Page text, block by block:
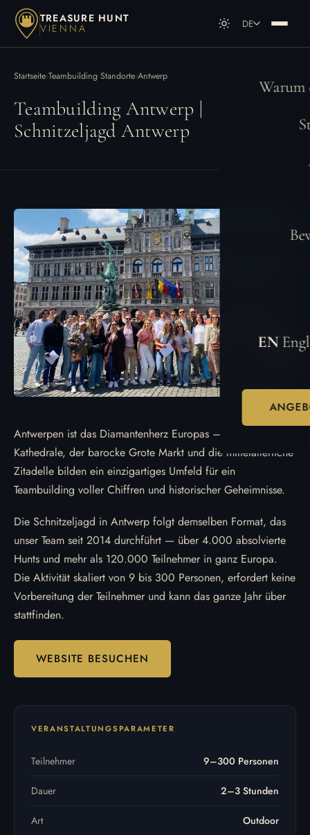
TREASURE HUNT
VIENNA DE
DE Deutsch
EN
Startseite›Teambuilding Standorte›Antwerp
Teambuilding Antwerp |
Schnitzeljagd Antwerp
Antwerpen ist das Diamantenherz Europas — die gotische
Kathedrale, der barocke Grote Markt und die mittelalterliche
Zitadelle bilden ein einzigartiges Umfeld für ein
Teambuilding voller Chiffren und historischer Geheimnisse.
Die Schnitzeljagd in Antwerp folgt demselben Format, das
unser Team seit 2014 durchführt — über 4.000 absolvierte
Hunts und mehr als 120.000 Teilnehmer in ganz Europa.
Die Aktivität skaliert von 9 bis 300 Personen, erfordert keine
Vorbereitung der Teilnehmer und kann das ganze Jahr über
stattfinden.
WEBSITE BESUCHEN
VERANSTALTUNGSPARAMETER
Teilnehmer 9–300 Personen
Dauer 2–3 Stunden
Art Outdoor